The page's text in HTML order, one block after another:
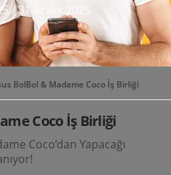
/31 Aralık 2025
BolBol & Madame Coco İş Birliği
Coco İş Birliği
Coco’dan Yapacağı